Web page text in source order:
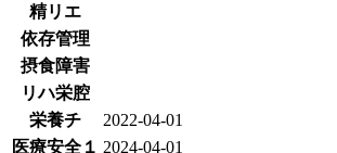
精リエ
依存管理
摂食障害
リハ栄腔
栄養チ
2022-04-01
医療安全１ 2024-04-01